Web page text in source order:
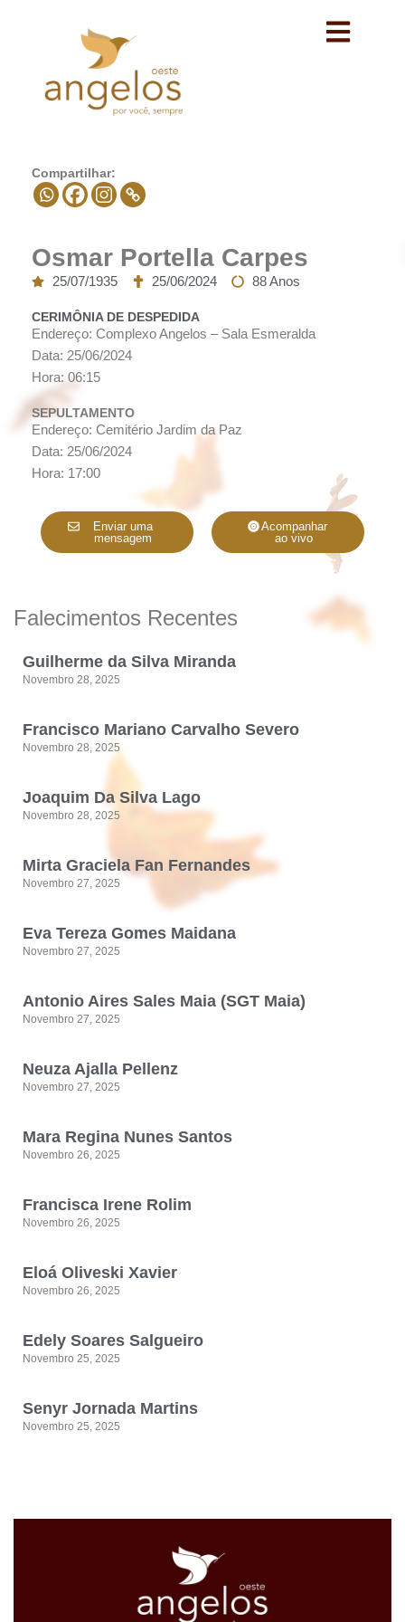
Compartilhar:
Osmar Portella Carpes
25/07/1935 25/06/2024 88 Anos
CERIMÔNIA DE DESPEDIDA
Endereço: Complexo Angelos – Sala Esmeralda
Data: 25/06/2024
Hora: 06:15
SEPULTAMENTO
Endereço: Cemitério Jardim da Paz
Data: 25/06/2024
Hora: 17:00
Enviar uma
mensagem
Acompanhar
ao vivo
Falecimentos Recentes
Guilherme da Silva Miranda
Novembro 28, 2025
Francisco Mariano Carvalho Severo
Novembro 28, 2025
Joaquim Da Silva Lago
Novembro 28, 2025
Mirta Graciela Fan Fernandes
Novembro 27, 2025
Eva Tereza Gomes Maidana
Novembro 27, 2025
Antonio Aires Sales Maia (SGT Maia)
Novembro 27, 2025
Neuza Ajalla Pellenz
Novembro 27, 2025
Mara Regina Nunes Santos
Novembro 26, 2025
Francisca Irene Rolim
Novembro 26, 2025
Eloá Oliveski Xavier
Novembro 26, 2025
Edely Soares Salgueiro
Novembro 25, 2025
Senyr Jornada Martins
Novembro 25, 2025